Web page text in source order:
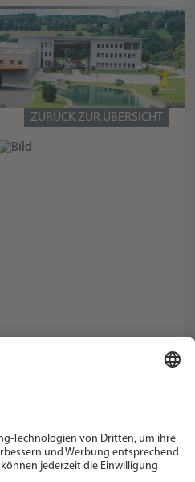
ZURÜCK ZUR ÜBERSICHT
KG